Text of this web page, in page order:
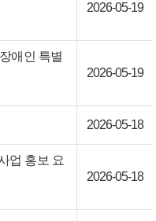
2026-05-19
애인 특별
2026-05-19
2026-05-18
업 홍보 요
2026-05-18